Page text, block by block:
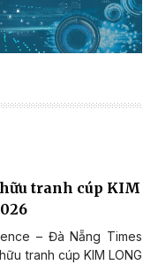
tranh cúp KIM
– Đà Nẵng Times
tranh cúp KIM LONG